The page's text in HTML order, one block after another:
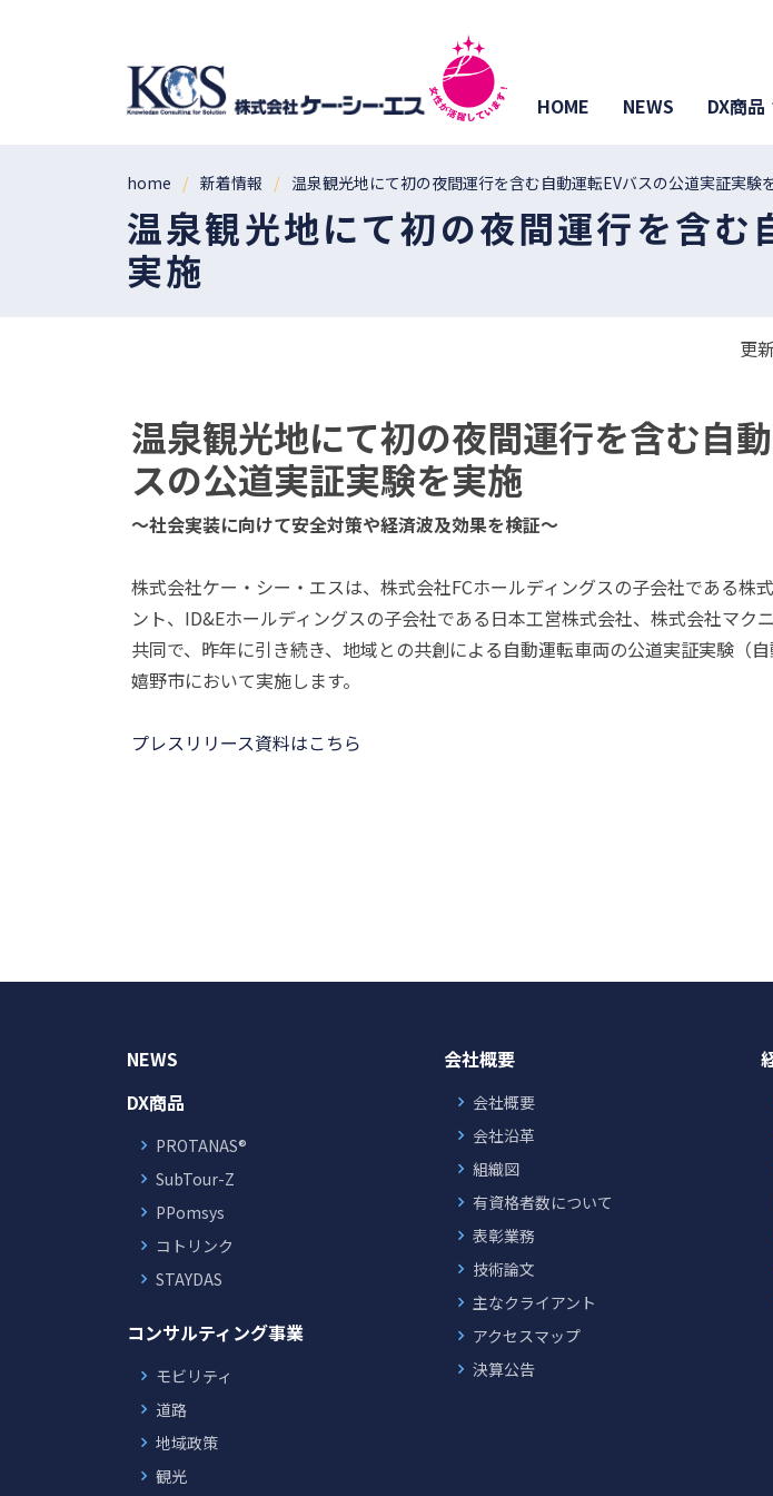
HOME NEWS DX商品
home 新着情報 温泉観光地にて初の夜間運行を含む自動運転EVバスの公道実証実験
温泉観光地にて初の夜間運行を含
実施
更
温泉観光地にて初の夜間運行を含む自
スの公道実証実験を実施
～社会実装に向けて安全対策や経済波及効果を検証～
株式会社ケー・シー・エスは、株式会社FCホールディングスの子会社である株
ント、ID&Eホールディングスの子会社である日本工営株式会社、株式会社マク
共同で、昨年に引き続き、地域との共創による自動運転車両の公道実証実験（
嬉野市において実施します。
プレスリリース資料はこちら
NEWS
DX商品
PROTANAS®
SubTour-Z
PPomsys
コトリンク
STAYDAS
コンサルティング事業
モビリティ
道路
地域政策
観光
会社概要
会社概要
会社沿革
組織図
有資格者数について
表彰業務
技術論文
主なクライアント
アクセスマップ
決算公告